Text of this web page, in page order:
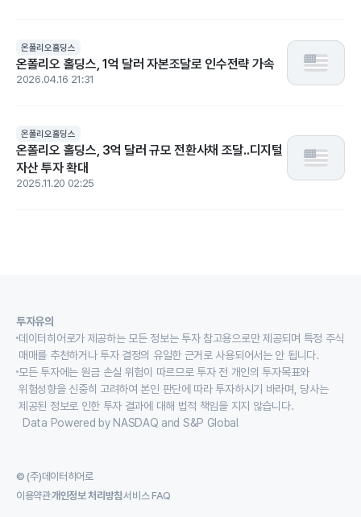
온폴리오홀딩스
온폴리오 홀딩스, 1억 달러 자본조달로 인수전략 가속
2026.04.16 21:31
온폴리오홀딩스
온폴리오 홀딩스, 3억 달러 규모 전환사채 조달..디지털
자산 투자 확대
2025.11.20 02:25
투자유의
데이터히어로가 제공하는 모든 정보는 투자 참고용으로만 제공되며 특정 주식
매매를 추천하거나 투자 결정의 유일한 근거로 사용되어서는 안 됩니다.
모든 투자에는 원금 손실 위험이 따르므로 투자 전 개인의 투자목표와
위험성향을 신중히 고려하여 본인 판단에 따라 투자하시기 바라며, 당사는
제공된 정보로 인한 투자 결과에 대해 법적 책임을 지지 않습니다.
Data Powered by NASDAQ and S&P Global
© (주)데이터히어로
이용약관개인정보 처리방침서비스 FAQ